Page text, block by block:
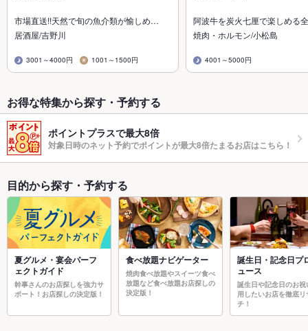
市場直送!!天然で旬の魚介類が愉しめ…
居酒屋/吉野川
3001～4000円 1001～1500円
阿波牛を炭火七厘で楽しめる
焼肉・ホルモン/小松島
4001～5000円
お得な特集から探す・予約する
ポイントプラスで最大8倍
対象日時のネット予約でポイントが最大8倍たまるお店はこちら！
目的から探す・予約する
夏グルメ・宴会パーフ
ェクトガイド
幹事さんのお店探しを強力サ
ポート！お店探しの決定版！
食べ放題ナビゲーター
焼肉食べ放題やスイーツ食べ
放題など食べ放題お店探しの
決定版！
誕生日・記念日プ
ュース
誕生日や記念日のお祝
用したいお店を徹底リ
チ！